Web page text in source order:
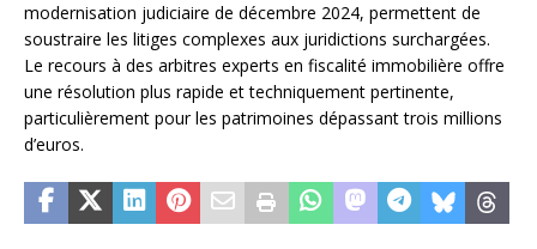
modernisation judiciaire de décembre 2024, permettent de
soustraire les litiges complexes aux juridictions surchargées.
Le recours à des arbitres experts en fiscalité immobilière offre
une résolution plus rapide et techniquement pertinente,
particulièrement pour les patrimoines dépassant trois millions
d’euros.